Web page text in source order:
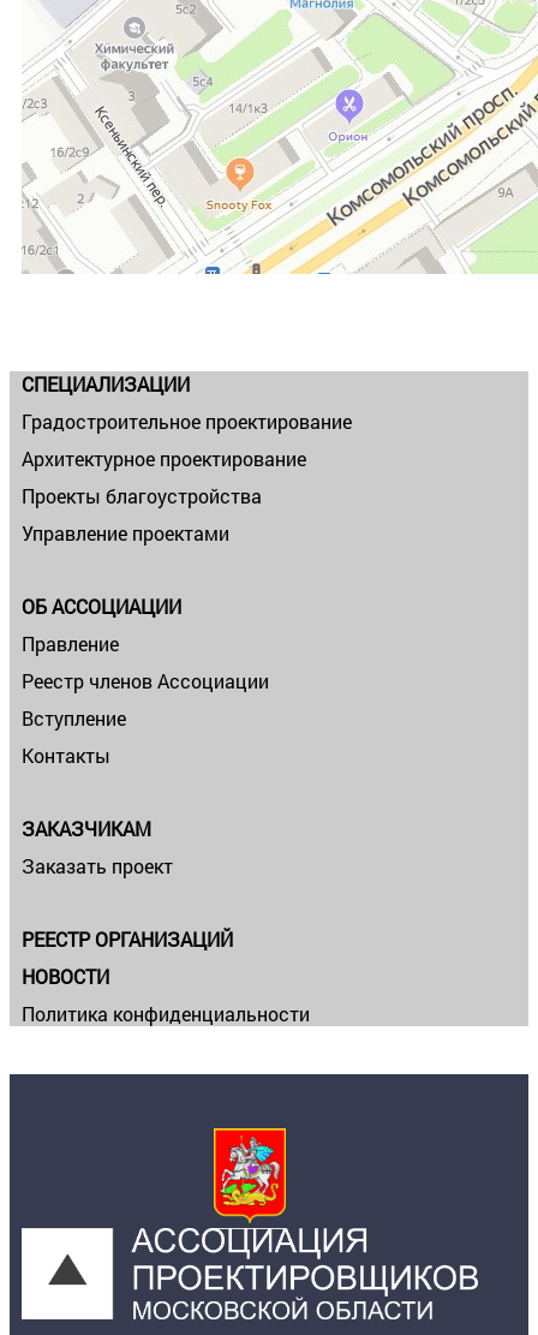
СПЕЦИАЛИЗАЦИИ
Градостроительное проектирование
Архитектурное проектирование
Проекты благоустройства
Управление проектами
ОБ АССОЦИАЦИИ
Правление
Реестр членов Ассоциации
Вступление
Контакты
ЗАКАЗЧИКАМ
Заказать проект
РЕЕСТР ОРГАНИЗАЦИЙ
НОВОСТИ
Политика конфиденциальности